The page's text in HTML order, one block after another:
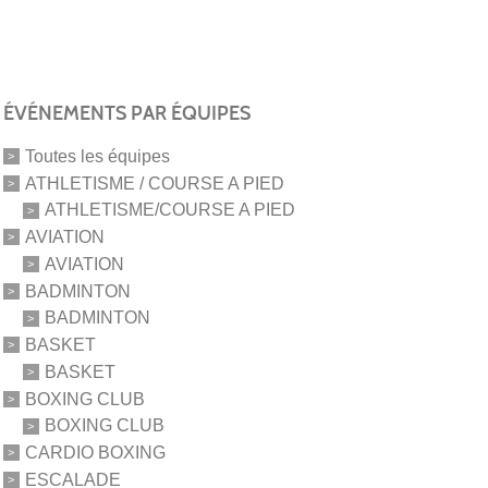
ÉVÉNEMENTS PAR ÉQUIPES
Toutes les équipes
ATHLETISME / COURSE A PIED
ATHLETISME/COURSE A PIED
AVIATION
AVIATION
BADMINTON
BADMINTON
BASKET
BASKET
BOXING CLUB
BOXING CLUB
CARDIO BOXING
ESCALADE